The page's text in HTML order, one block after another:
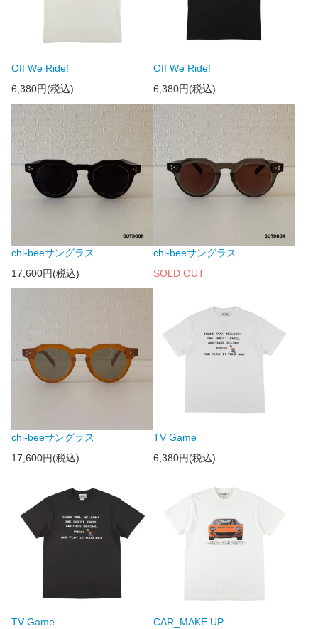
Off We Ride!
6,380円(税込)
Off We Ride!
6,380円(税込)
chi-beeサングラス
17,600円(税込)
chi-beeサングラス
SOLD OUT
chi-beeサングラス
17,600円(税込)
TV Game
6,380円(税込)
TV Game
CAR_MAKE UP